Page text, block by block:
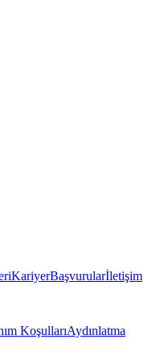
KariyerBaşvurularİletişim
KoşullarıAydınlatma